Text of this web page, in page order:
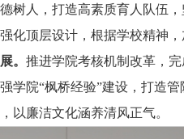
树人，打造高素质育人队伍
化顶层设计，根据学校精神
。 推进学院考核机制改革，
学院“枫桥经验”建设，打造
以廉洁文化涵养清风正气。